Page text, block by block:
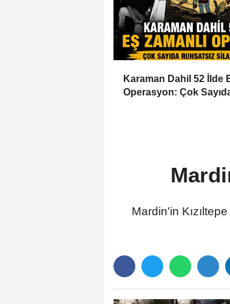
Karaman Dahil 52 İlde
Operasyon: Çok
Mardin'in